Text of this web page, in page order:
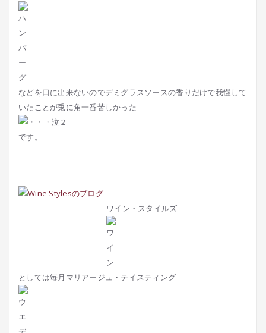
などを口に出来ないのでデミグラスソースの香りだけで我慢して
いたことが兎に角一番苦しかった
です。
ワイン・スタイルズ
としては毎月マリアージュ・テイスティング